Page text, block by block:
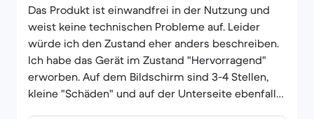
Das Produkt ist einwandfrei in der Nutzung und
weist keine technischen Probleme auf. Leider
würde ich den Zustand eher anders beschreiben.
Ich habe das Gerät im Zustand "Hervorragend"
erworben. Auf dem Bildschirm sind 3-4 Stellen,
kleine "Schäden" und auf der Unterseite ebenfalls